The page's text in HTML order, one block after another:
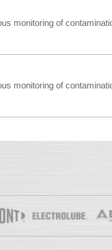
monitoring of
monitoring of